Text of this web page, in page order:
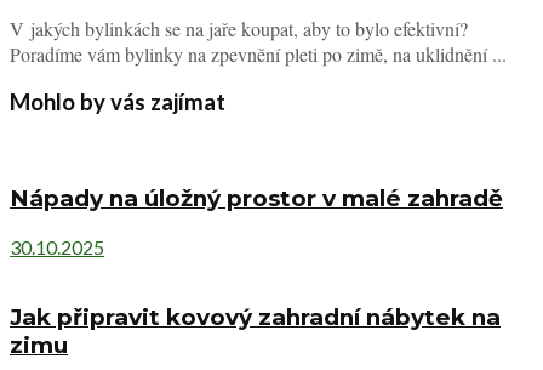
V jakých bylinkách se na jaře koupat, aby to bylo efektivní?
Poradíme vám bylinky na zpevnění pleti po zimě, na uklidnění ...
Mohlo by vás zajímat
Nápady na úložný prostor v malé zahradě
30.10.2025
Jak připravit kovový zahradní nábytek na
zimu